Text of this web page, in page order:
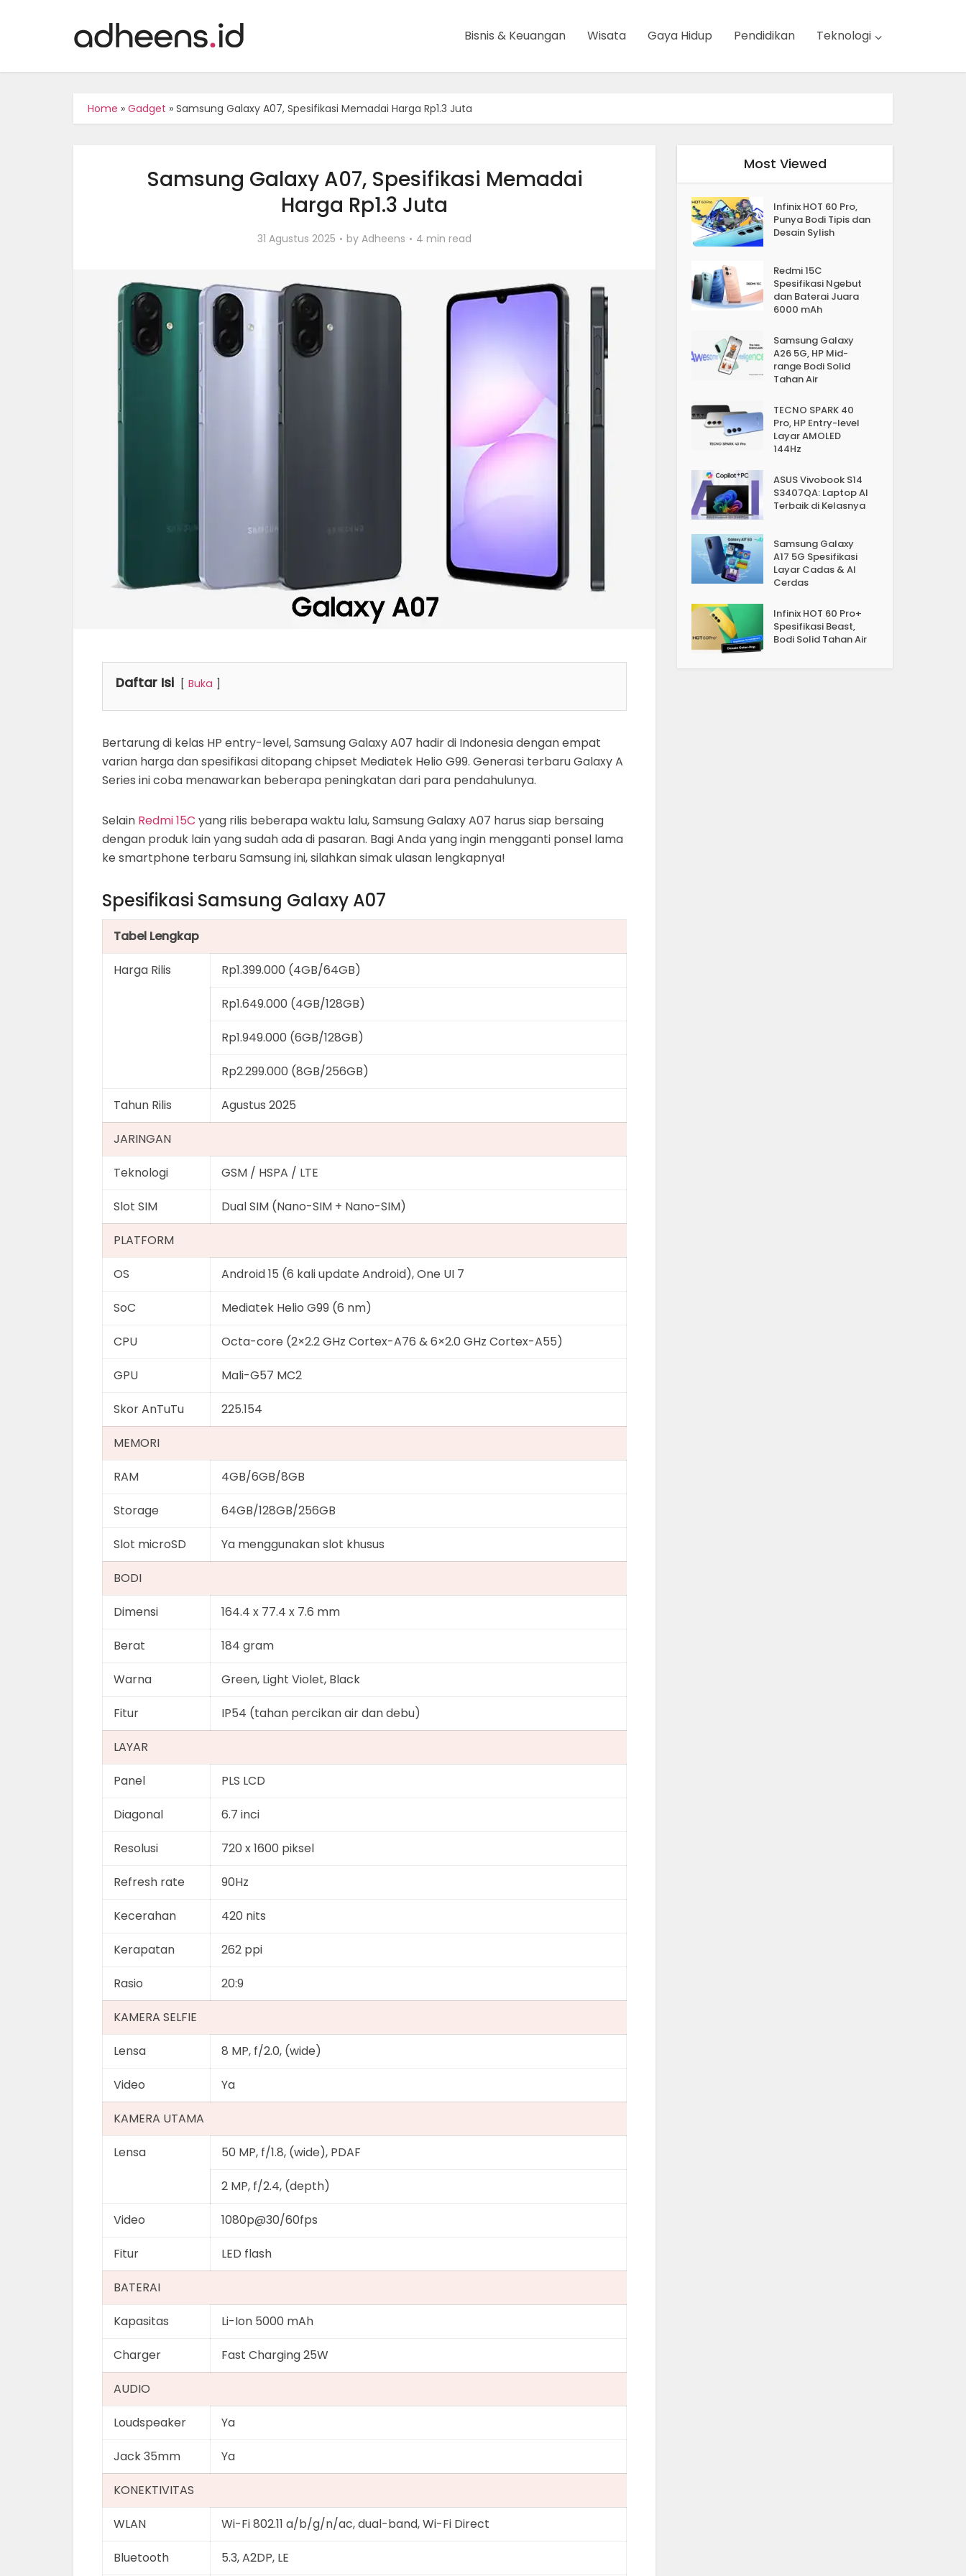
Bisnis & Keuangan Wisata Gaya Hidup Pendidikan Teknologi
Home » Gadget » Samsung Galaxy A07, Spesifikasi Memadai Harga Rp1.3 Juta
Samsung Galaxy A07, Spesifikasi Memadai
Harga Rp1.3 Juta
31 Agustus 2025 by Adheens 4 min read
Daftar Isi Buka
Bertarung di kelas HP entry-level, Samsung Galaxy A07 hadir di Indonesia dengan empat
varian harga dan spesifikasi ditopang chipset Mediatek Helio G99. Generasi terbaru Galaxy A
Series ini coba menawarkan beberapa peningkatan dari para pendahulunya.
Selain Redmi 15C yang rilis beberapa waktu lalu, Samsung Galaxy A07 harus siap bersaing
dengan produk lain yang sudah ada di pasaran. Bagi Anda yang ingin mengganti ponsel lama
ke smartphone terbaru Samsung ini, silahkan simak ulasan lengkapnya!
Spesifikasi Samsung Galaxy A07
Tabel Lengkap
Harga Rilis Rp1.399.000 (4GB/64GB)
Rp1.649.000 (4GB/128GB)
Rp1.949.000 (6GB/128GB)
Rp2.299.000 (8GB/256GB)
Tahun Rilis Agustus 2025
JARINGAN
Teknologi GSM / HSPA / LTE
Slot SIM Dual SIM (Nano-SIM + Nano-SIM)
PLATFORM
OS Android 15 (6 kali update Android), One UI 7
SoC Mediatek Helio G99 (6 nm)
CPU Octa-core (2×2.2 GHz Cortex-A76 & 6×2.0 GHz Cortex-A55)
GPU Mali-G57 MC2
Skor AnTuTu 225.154
MEMORI
RAM 4GB/6GB/8GB
Storage 64GB/128GB/256GB
Slot microSD Ya menggunakan slot khusus
BODI
Dimensi 164.4 x 77.4 x 7.6 mm
Berat 184 gram
Warna Green, Light Violet, Black
Fitur IP54 (tahan percikan air dan debu)
LAYAR
Panel PLS LCD
Diagonal 6.7 inci
Resolusi 720 x 1600 piksel
Refresh rate 90Hz
Kecerahan 420 nits
Kerapatan 262 ppi
Rasio 20:9
KAMERA SELFIE
Lensa 8 MP, f/2.0, (wide)
Video Ya
KAMERA UTAMA
Lensa 50 MP, f/1.8, (wide), PDAF
2 MP, f/2.4, (depth)
Video 1080p@30/60fps
Fitur LED flash
BATERAI
Kapasitas Li-Ion 5000 mAh
Charger Fast Charging 25W
AUDIO
Loudspeaker Ya
Jack 35mm Ya
KONEKTIVITAS
WLAN Wi-Fi 802.11 a/b/g/n/ac, dual-band, Wi-Fi Direct
Bluetooth 5.3, A2DP, LE
Most Viewed
Infinix HOT 60 Pro,
Punya Bodi Tipis dan
Desain Sylish
Redmi 15C
Spesifikasi Ngebut
dan Baterai Juara
6000 mAh
Samsung Galaxy
A26 5G, HP Mid-
range Bodi Solid
Tahan Air
TECNO SPARK 40
Pro, HP Entry-level
Layar AMOLED
144Hz
ASUS Vivobook S14
S3407QA: Laptop AI
Terbaik di Kelasnya
Samsung Galaxy
A17 5G Spesifikasi
Layar Cadas & AI
Cerdas
Infinix HOT 60 Pro+
Spesifikasi Beast,
Bodi Solid Tahan Air